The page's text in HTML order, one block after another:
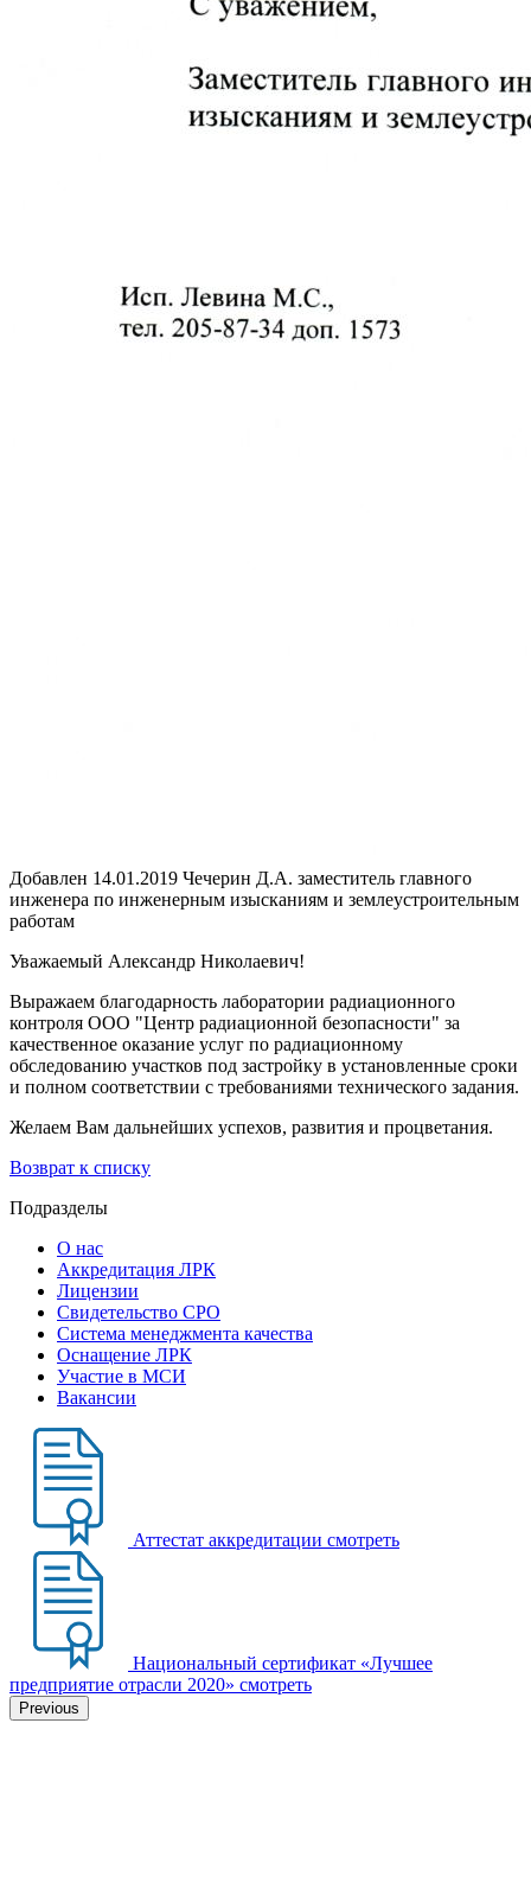
Добавлен 14.01.2019 Чечерин Д.А. заместитель главного
инженера по инженерным изысканиям и землеустроительным
работам
Уважаемый Александр Николаевич!
Выражаем благодарность лаборатории радиационного
контроля ООО "Центр радиационной безопасности" за
качественное оказание услуг по радиационному
обследованию участков под застройку в установленные сроки
и полном соответствии с требованиями технического задания.
Желаем Вам дальнейших успехов, развития и процветания.
Возврат к списку
Подразделы
О нас
Аккредитация ЛРК
Лицензии
Свидетельство СРО
Система менеджмента качества
Оснащение ЛРК
Участие в МСИ
Вакансии
Аттестат аккредитации смотреть
Национальный сертификат «Лучшее
предприятие отрасли 2020» смотреть
Previous